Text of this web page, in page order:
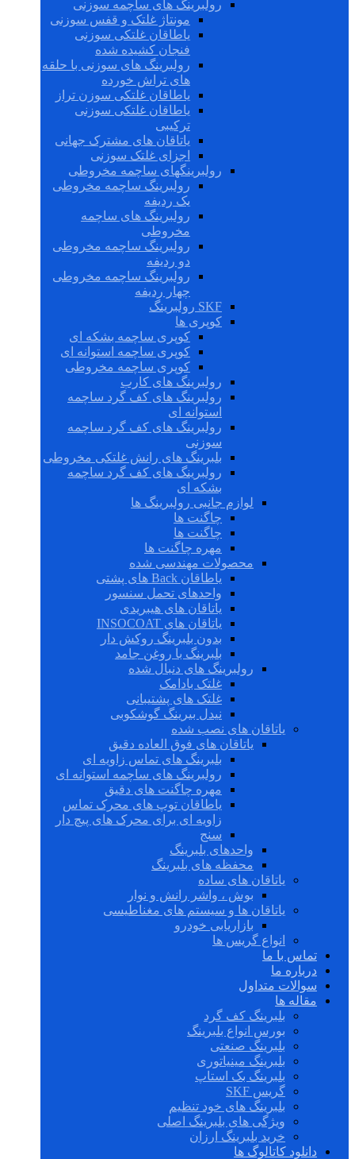
رولبرینگ های ساچمه سوزنی
مونتاژ غلتک و قفس سوزنی
یاطاقان غلتکی سوزنی
فنجان کشیده شده
رولبرینگ های سوزنی با حلقه
های تراش خورده
یاطاقان غلتکی سوزن تراز
یاطاقان غلتکی سوزنی
ترکیبی
یاتاقان های مشترک جهانی
اجزای غلتک سوزنی
رولبرینگهای ساچمه مخروطی
رولبرینگ ساچمه مخروطی
یک ردیفه
رولبرینگ های ساچمه
مخروطی
رولبرینگ ساچمه مخروطی
دو ردیفه
رولبرینگ ساچمه مخروطی
چهار ردیفه
SKF رولبرینگ
کوپری ها
کوپری ساچمه بشکه ای
کوپری ساچمه استوانه ای
کوپری ساچمه مخروطی
رولبرینگ های کارب
رولبرینگ های کف گرد ساچمه
استوانه ای
رولبرینگ های کف گرد ساچمه
سوزنی
بلبرینگ های رانش غلتکی مخروطی
رولبرینگ های کف گرد ساچمه
بشکه ای
لوازم جانبی رولبرینگ ها
چاگنت ها
چاگنت ها
مهره چاگنت ها
محصولات مهندسی شده
یاطاقان Back های پشتی
واحدهای تحمل سنسور
یاتاقان های هیبریدی
یاتاقان های INSOCOAT
بدون بلبرینگ روکش دار
بلبرینگ با روغن جامد
رولبرینگ های دنبال شده
غلتک بادامک
غلتک های پشتیبانی
نیدل بیرینگ گوشکوبی
یاتاقان های نصب شده
یاتاقان های فوق العاده دقیق
بلبرینگ های تماس زاویه ای
رولبرینگ های ساچمه استوانه ای
مهره چاگنت های دقیق
یاطاقان توپ های محرک تماس
زاویه ای برای محرک های پیچ دار
سنج
واحدهای بلبرینگ
محفظه های بلبرینگ
یاتاقان های ساده
بوش ، واشر رانش و نوار
یاتاقان ها و سیستم های مغناطیسی
بازاریابی خودرو
انواع گریس ها
تماس با ما
درباره ما
سوالات متداول
مقاله ها
بلبرینگ کف گرد
بورس انواع بلبرینگ
بلبرینگ صنعتی
بلبرینگ مینیاتوری
بلبرینگ بک استاپ
گریس SKF
بلبرینگ های خود تنظیم
ویژگی های بلبرینگ اصلی
خرید بلبرینگ ارزان
دانلود کاتالوگ ها